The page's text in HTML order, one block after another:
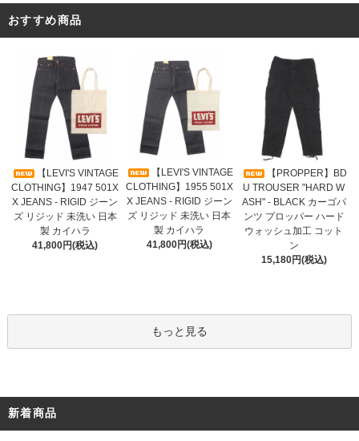
おすすめ商品
【LEVI'S VINTAGE
CLOTHING】1947 501X
X JEANS - RIGID ジーン
ズ リジッド 未洗い 日本
製 カイハラ
41,800円(税込)
【LEVI'S VINTAGE
CLOTHING】1955 501X
X JEANS - RIGID ジーン
ズ リジッド 未洗い 日本
製 カイハラ
41,800円(税込)
【PROPPER】BD
U TROUSER "HARD W
ASH" - BLACK カーゴパ
ンツ プロッパー ハード
ウォッシュ加工 コット
ン
15,180円(税込)
もっと見る
新着商品